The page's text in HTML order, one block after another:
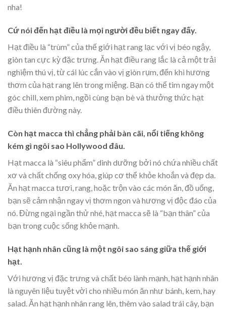
nha!
Cứ nói đến hạt điều là mọi người đều biết ngay đấy.
Hạt điều là “trùm” của thế giới hạt rang lạc với vị béo ngậy,
giòn tan cực kỳ đặc trưng. Ăn hạt điều rang lắc là cả một trải
nghiệm thú vị, từ cái lúc cắn vào vị giòn rụm, đến khi hương
thơm của hạt rang lên trong miệng. Bạn có thể tìm ngay một
góc chill, xem phim, ngồi cùng bạn bè và thưởng thức hạt
điều thiên đường này.
Còn hạt macca thì chẳng phải bàn cãi, nổi tiếng không
kém gì ngôi sao Hollywood đâu.
Hạt macca là “siêu phẩm” dinh dưỡng bởi nó chứa nhiều chất
xơ và chất chống oxy hóa, giúp cơ thể khỏe khoắn và đẹp da.
Ăn hạt macca tươi, rang, hoặc trộn vào các món ăn, đồ uống,
bạn sẽ cảm nhận ngay vị thơm ngon và hương vị độc đáo của
nó. Đừng ngại ngần thử nhé, hạt macca sẽ là “bạn thân” của
bạn trong cuộc sống khỏe mạnh.
Hạt hạnh nhân cũng là một ngôi sao sáng giữa thế giới
hạt.
Với hương vị đặc trưng và chất béo lành mạnh, hạt hạnh nhân
là nguyên liệu tuyệt vời cho nhiều món ăn như bánh, kem, hay
salad. Ăn hạt hạnh nhân rang lên, thêm vào salad trái cây, bạn